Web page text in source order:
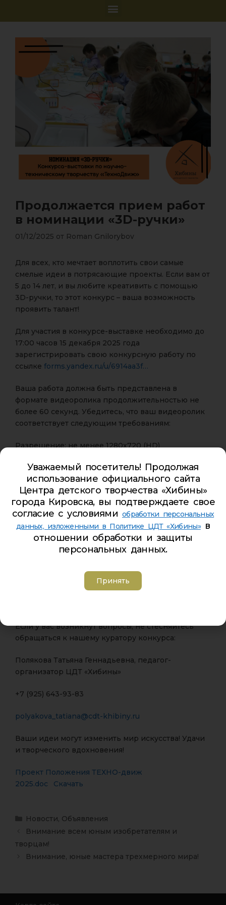
Продолжается прием работ
в номинации «3D-ручки»
01/12/2025 от Roman Gnilorybov
Для всех, кто мечтает воплотить свои самые
смелые идеи в потрясающие проекты. Если вам от
5 до 14 лет, и вы любите креативить с помощью
3D-ручки, то этот конкурс – ваша возможность
проявить талант!
Для участия в конкурсе-выставке необходимо до
17:00 часов 15 декабря 2025 года
зарегистрировать свою конкурсную работу по
ссылке forms.yandex.ru/u/6914aa3f…
Ваша работа должна быть представлена в
формате видеоролика продолжительностью не
более 60 секунд. Убедитесь, что ваш видеоролик
соответствует следующим требованиям:
Разрешение: не менее 1280х720 (HD)
Формат: MP4, горизонтальный
Позволяется использовать дополнительные
материалы, включая световые и электронные
эффекты!
Позвольте вашей фантазии двигаться без
ограничений и создайте нечто поистине
Чтобы узнать больше о конкурсе и ознакомиться с
полными правилами участия, смотрите проект
Если у вас возникнут вопросы, не стесняйтесь
обращаться к нашему куратору конкурса:
Полякова Татьяна Геннадьевна, педагог-
организатор ЦДТ «Хибины»
+7 (925) 643-93-83
polyakova_tatiana@cdt-khibiny.ru
Ваши идеи могут изменить мир искусства! Удачи
и творческого вдохновения!
Проект Положения ТЕХНО-движ
2025.doc
Скачать
Новости, Объявления
Внимание всем юным изобретателям и
творцам!
Внимание, юные мастера трехмерного мира!
Уважаемый посетитель! Продолжая
использование официального сайта
Центра детского творчества «Хибины»
города Кировска, вы подтверждаете свое
согласие с условиями обработки персональных
данных, изложенными в Политике ЦДТ «Хибины»в
отношении обработки и защиты
персональных данных.
Принять